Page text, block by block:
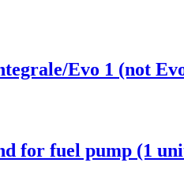
Evo 1 (not
for fuel pump (1